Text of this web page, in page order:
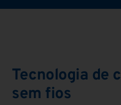
Tecnologia de
sem fios